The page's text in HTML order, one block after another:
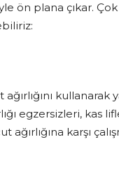
ön plana çıkar.
kullanarak
egzersizleri,
ağırlığına karşı